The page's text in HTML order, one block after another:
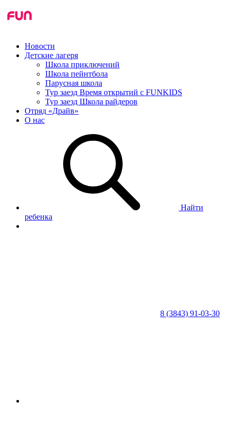
Новости
Детские лагеря
Школа приключений
Школа пейнтбола
Парусная школа
Тур заезд Время открытий с FUNKIDS
Тур заезд Школа райдеров
Отряд «Драйв»
О нас
Найти
ребенка
8 (3843) 91-03-30